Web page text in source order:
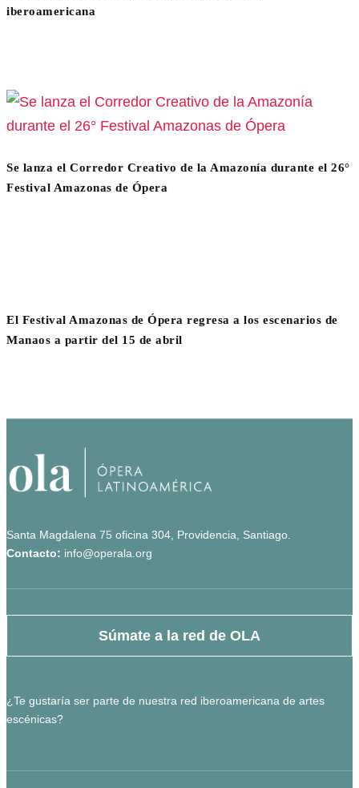
iberoamericana
Se lanza el Corredor Creativo de la Amazonía durante el 26°
Festival Amazonas de Ópera
El Festival Amazonas de Ópera regresa a los escenarios de
Manaos a partir del 15 de abril
Santa Magdalena 75 oficina 304, Providencia, Santiago.
Contacto: info@operala.org
Súmate a la red de OLA
¿Te gustaría ser parte de nuestra red iberoamericana de artes
escénicas?